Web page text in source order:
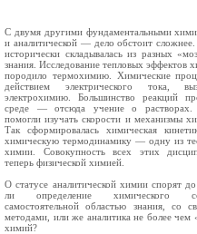
С двумя другими фунда­ментальными
и аналитиче­ской — дело обстоит
исторически складывалась из разных
знания. Исследование теп­ловых эффектов
породило термохимию. Химические
действием электрического тока,
электрохимию. Большинство реак­ций
среде — от­сюда учение о растворах.
помогли изучать скорости и ме­ханизмы
Так сформировалась химическая
химическую тер­модинамику — одну из
химии. Совокупность всех этих
теперь физи­ческой химией.
О статусе аналитической химии спорят
ли опре­деление химического
самостоятельной областью знания, со
методами, или же аналитика не более чем
химий?